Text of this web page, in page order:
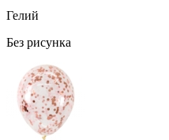
Гелий
Без рисунка